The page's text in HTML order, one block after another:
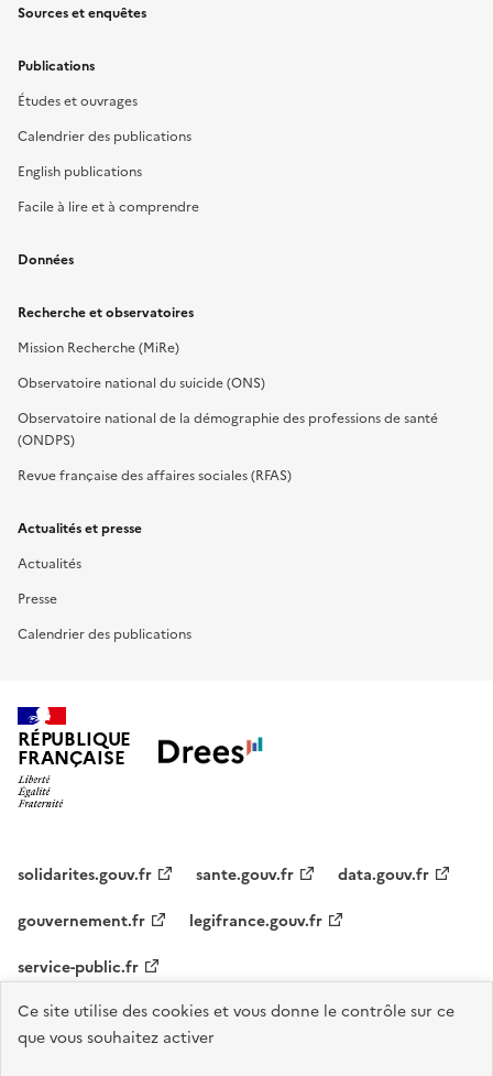
Sources et enquêtes
Publications
Études et ouvrages
Calendrier des publications
English publications
Facile à lire et à comprendre
Données
Recherche et observatoires
Mission Recherche (MiRe)
Observatoire national du suicide (ONS)
Observatoire national de la démographie des professions de santé
(ONDPS)
Revue française des affaires sociales (RFAS)
Actualités et presse
Actualités
Presse
Calendrier des publications
RÉPUBLIQUE
FRANÇAISE
solidarites.gouv.fr sante.gouv.fr
data.gouv.fr
gouvernement.fr
legifrance.gouv.fr
service-public.fr
Accessibilité : Conforme
Ce site utilise des cookies et vous donne le contrôle sur ce
que vous souhaitez activer